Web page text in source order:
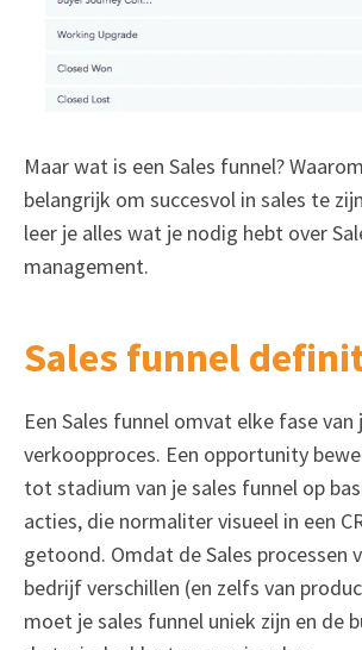
Maar wat is een Sales funnel?
belangrijk om succesvol in sales te
leer je alles wat je nodig hebt over
management.
Sales funnel
Een Sales funnel omvat elke fase van
verkoopproces. Een opportunity
tot stadium van je sales funnel op
acties, die normaliter visueel in een
getoond. Omdat de Sales processen
bedrijf verschillen (en zelfs van
moet je sales funnel uniek zijn en de